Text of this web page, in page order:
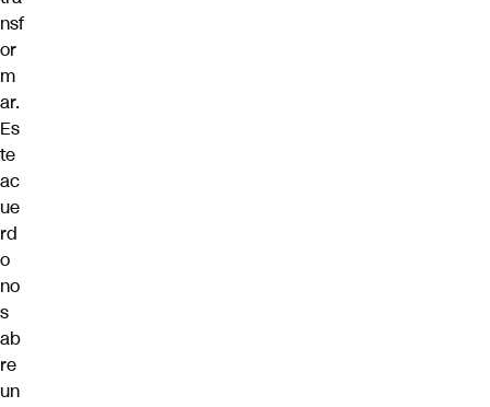
nsf
or
m
ar.
Es
te
ac
ue
rd
o
no
s
ab
re
un